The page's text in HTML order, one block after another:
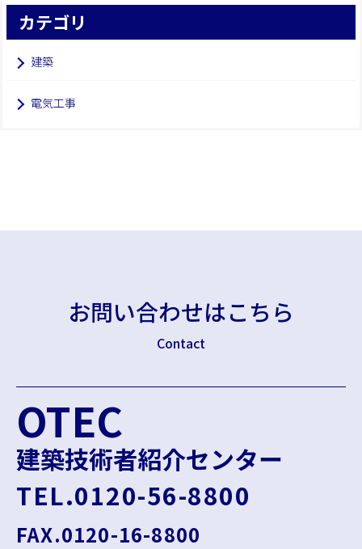
カテゴリ
建築
電気工事
お問い合わせはこちら
Contact
OTEC
建築技術者紹介センター
TEL.0120-56-8800
FAX.0120-16-8800